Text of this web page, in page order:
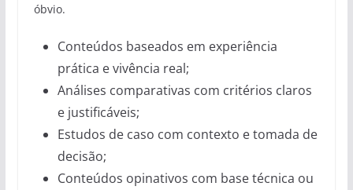
óbvio.
Conteúdos baseados em experiência
prática e vivência real;
Análises comparativas com critérios claros
e justificáveis;
Estudos de caso com contexto e tomada de
decisão;
Conteúdos opinativos com base técnica ou